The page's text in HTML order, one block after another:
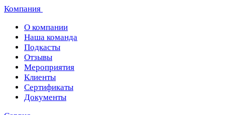
Компания
О компании
Наша команда
Подкасты
Отзывы
Мероприятия
Клиенты
Сертификаты
Документы